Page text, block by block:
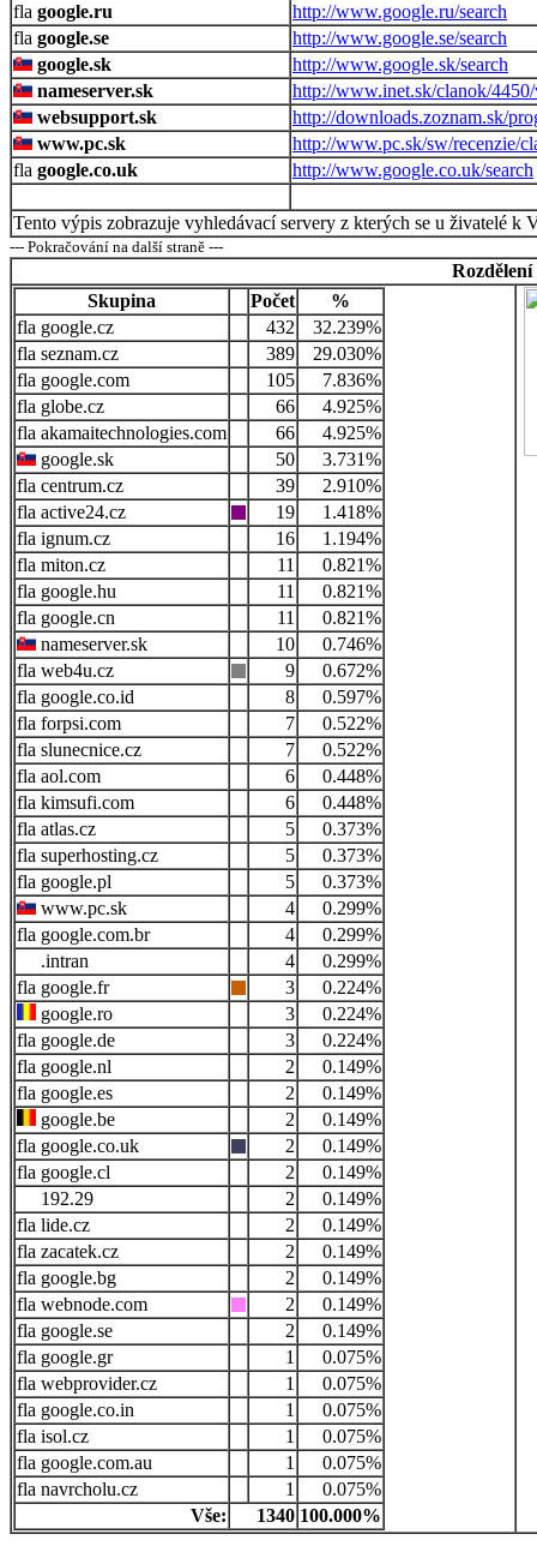
google.ru
http://www.google.ru/search
google.se
http://www.google.se/search
google.sk
http://www.google.sk/search
nameserver.sk
http://www.inet.sk/clanok/
websupport.sk
http://downloads.zoznam.sk/
www.pc.sk
http://www.pc.sk/sw/recenzie/
google.co.uk
http://www.google.co.uk/search
Tento výpis zobrazuje vyhledávací servery z kterých se u živatelé k
--- Pokračování na další straně ---
Skupina
Počet
%
google.cz
432
32.239%
seznam.cz
389
29.030%
google.com
105
7.836%
globe.cz
66
4.925%
akamaitechnologies.com
66
4.925%
google.sk
50
3.731%
centrum.cz
39
2.910%
active24.cz
19
1.418%
ignum.cz
16
1.194%
miton.cz
11
0.821%
google.hu
11
0.821%
google.cn
11
0.821%
nameserver.sk
10
0.746%
web4u.cz
9
0.672%
google.co.id
8
0.597%
forpsi.com
7
0.522%
slunecnice.cz
7
0.522%
aol.com
6
0.448%
kimsufi.com
6
0.448%
atlas.cz
5
0.373%
superhosting.cz
5
0.373%
google.pl
5
0.373%
www.pc.sk
4
0.299%
google.com.br
4
0.299%
.intran
4
0.299%
google.fr
3
0.224%
google.ro
3
0.224%
google.de
3
0.224%
google.nl
2
0.149%
google.es
2
0.149%
google.be
2
0.149%
google.co.uk
2
0.149%
google.cl
2
0.149%
192.29
2
0.149%
lide.cz
2
0.149%
zacatek.cz
2
0.149%
google.bg
2
0.149%
webnode.com
2
0.149%
google.se
2
0.149%
google.gr
1
0.075%
webprovider.cz
1
0.075%
google.co.in
1
0.075%
isol.cz
1
0.075%
google.com.au
1
0.075%
navrcholu.cz
1
0.075%
Vše:
1340 100.000%